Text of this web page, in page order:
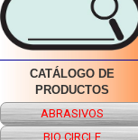
CATÁLOGO DE
PRODUCTOS
ABRASIVOS
BIO CIRCLE